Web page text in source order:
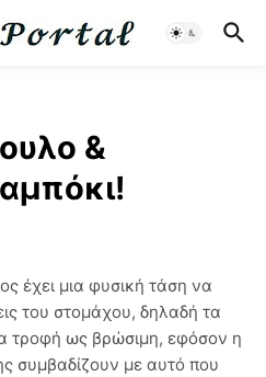
&
έχει μια φυσική τάση να
του στομάχου, δηλαδή τα
τροφή ως βρώσιμη, εφόσον η
συμβαδίζουν με αυτό που